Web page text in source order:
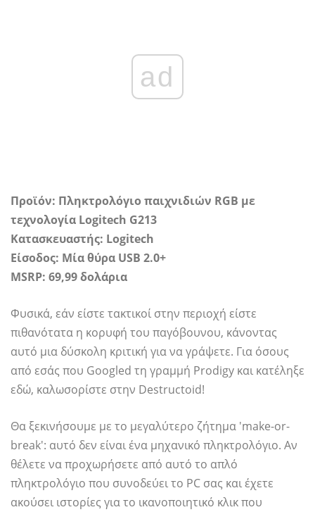
ad
Προϊόν: Πληκτρολόγιο παιχνιδιών RGB με
τεχνολογία Logitech G213
Κατασκευαστής: Logitech
Είσοδος: Μία θύρα USB 2.0+
MSRP: 69,99 δολάρια
Φυσικά, εάν είστε τακτικοί στην περιοχή είστε
πιθανότατα η κορυφή του παγόβουνου, κάνοντας
αυτό μια δύσκολη κριτική για να γράψετε. Για όσους
από εσάς που Googled τη γραμμή Prodigy και κατέληξε
εδώ, καλωσορίστε στην Destructoid!
Θα ξεκινήσουμε με το μεγαλύτερο ζήτημα 'make-or-
break': αυτό δεν είναι ένα μηχανικό πληκτρολόγιο. Αν
θέλετε να προχωρήσετε από αυτό το απλό
πληκτρολόγιο που συνοδεύει το PC σας και έχετε
ακούσει ιστορίες για το ικανοποιητικό κλικ που